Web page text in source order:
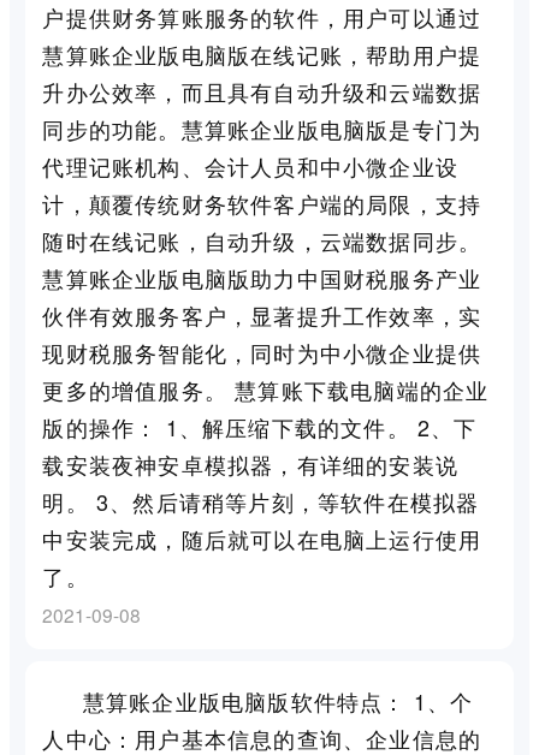
户提供财务算账服务的软件，用户可以通过
慧算账企业版电脑版在线记账，帮助用户提
升办公效率，而且具有自动升级和云端数据
同步的功能。慧算账企业版电脑版是专门为
代理记账机构、会计人员和中小微企业设
计，颠覆传统财务软件客户端的局限，支持
随时在线记账，自动升级，云端数据同步。
慧算账企业版电脑版助力中国财税服务产业
伙伴有效服务客户，显著提升工作效率，实
现财税服务智能化，同时为中小微企业提供
更多的增值服务。 慧算账下载电脑端的企业
版的操作： 1、解压缩下载的文件。 2、下
载安装夜神安卓模拟器，有详细的安装说
明。 3、然后请稍等片刻，等软件在模拟器
中安装完成，随后就可以在电脑上运行使用
了。
2021-09-08
慧算账企业版电脑版软件特点： 1、个
人中心：用户基本信息的查询、企业信息的